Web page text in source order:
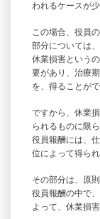
われるケースが
この場合、役員
部分については
休業損害という
要があり、治療
を、得ることが
ですから、休業
られるものに限
役員報酬には、
位によって得ら
その部分は、原
役員報酬の中で
よって、休業損